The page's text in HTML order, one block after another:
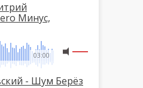
Минус,
03:00
- Шум Берёз